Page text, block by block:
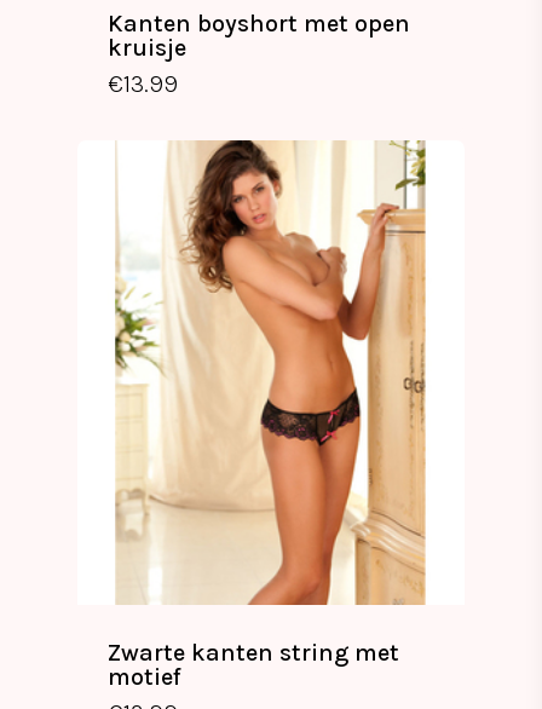
Kanten boyshort met open
kruisje
€13.99
Zwarte kanten string met
motief